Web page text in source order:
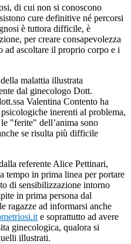
di cui non si conoscono
cure definitive né percorsi
è tuttora difficile, è
per creare consapevolezza
ad ascoltare il proprio corpo e i
malattia illustrata
dal ginecologo Dott.
Valentina Contento ha
inerenti al problema,
"ferite" dell’anima sono
se risulta più difficile
referente Alice Pettinari,
tempo in prima linea per portare
di sensibilizzazione intorno
in prima persona dal
ragazze ad informarsi anche
e soprattutto ad avere
ginecologica, qualora si
illustrati.